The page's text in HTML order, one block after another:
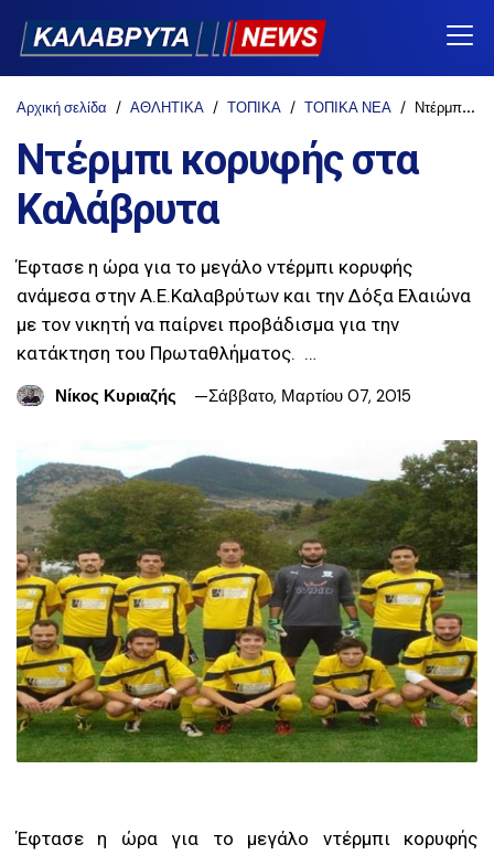
Αρχική σελίδα ΑΘΛΗΤΙΚΑ ΤΟΠΙΚΑ ΤΟΠΙΚΑ ΝΕΑ Ντέρμπι κορυφής στα Καλάβρυτα
Ντέρμπι κορυφής στα
Καλάβρυτα
Έφτασε η ώρα για το μεγάλο ντέρμπι κορυφής
ανάμεσα στην Α.Ε.Καλαβρύτων και την Δόξα Ελαιώνα
με τον νικητή να παίρνει προβάδισμα για την
κατάκτηση του Πρωταθλήματος. …
Νίκος Κυριαζής
Σάββατο, Μαρτίου 07, 2015
Έφτασε η ώρα για το μεγάλο ντέρμπι κορυφής